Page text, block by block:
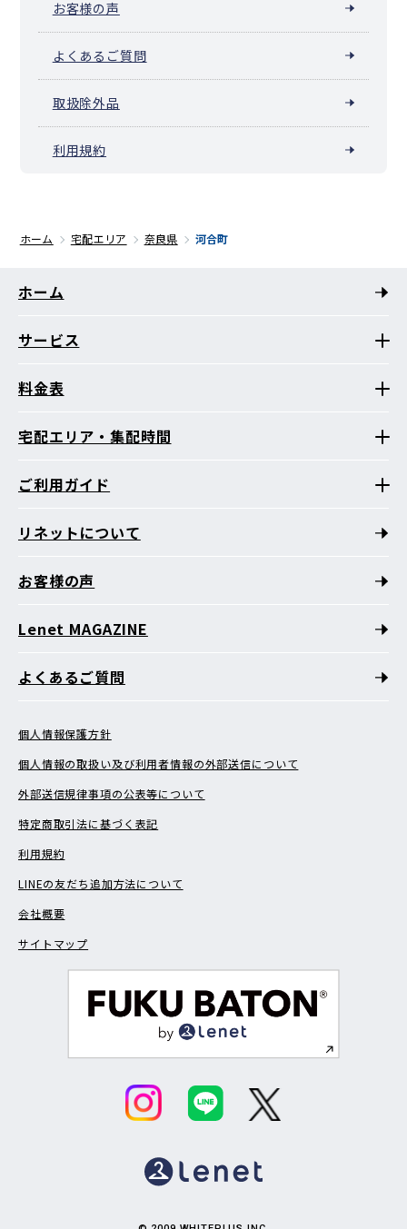
お客様の声
よくあるご質問
取扱除外品
利用規約
ホーム 宅配エリア 奈良県 河合町
ホーム
サービス
料金表
宅配エリア・集配時間
ご利用ガイド
リネットについて
お客様の声
Lenet MAGAZINE
よくあるご質問
個人情報保護方針
個人情報の取扱い及び利用者情報の外部送信について
外部送信規律事項の公表等について
特定商取引法に基づく表記
利用規約
LINEの友だち追加方法について
会社概要
サイトマップ